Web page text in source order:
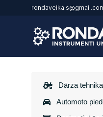
Dārza tehnika
Automoto